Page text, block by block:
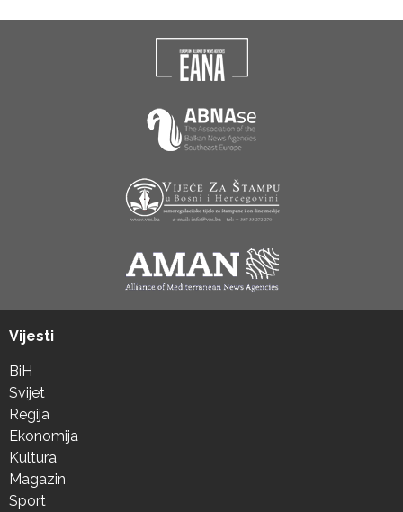
Vijesti
BiH
Svijet
Regija
Ekonomija
Kultura
Magazin
Sport